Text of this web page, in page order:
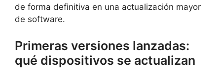
de forma definitiva en una actualización mayor
de software.
Primeras versiones lanzadas:
qué dispositivos se actualizan